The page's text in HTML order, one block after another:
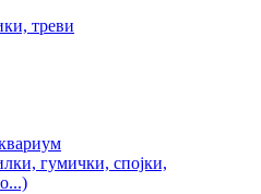
треви
гумички, спојки,